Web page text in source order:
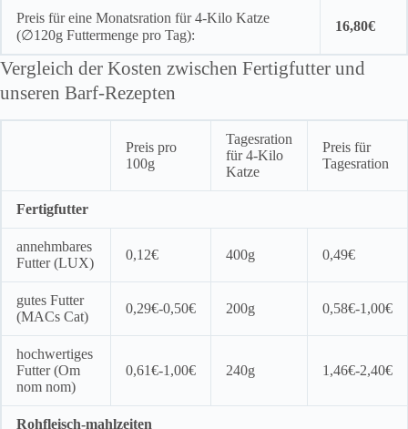
Preis für eine Monatsration für 4-Kilo Katze
(∅120g Futtermenge pro Tag):
16,80€
Vergleich der Kosten zwischen Fertigfutter und
unseren Barf-Rezepten
Preis pro
100g
Tagesration
für 4-Kilo
Katze
Preis für
Tagesration
Fertigfutter
annehmbares
Futter (LUX)
0,12€ 400g 0,49€
gutes Futter
(MACs Cat)
0,29€-0,50€ 200g 0,58€-1,00€
hochwertiges
Futter (Om
nom nom)
0,61€-1,00€ 240g 1,46€-2,40€
Rohfleisch-mahlzeiten